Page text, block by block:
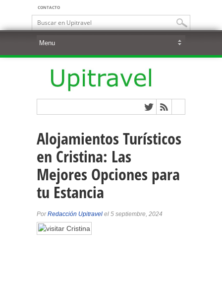
CONTACTO
Alojamientos Turísticos
en Cristina: Las
Mejores Opciones para
tu Estancia
PorRedacción Upitravel el 5 septiembre, 2024